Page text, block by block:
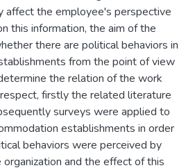
affect the employee's perspective
this information, the aim of the
there are political behaviors in
from the point of view
the relation of the work
firstly the related literature
surveys were applied to
establishments in order
behaviors were perceived by
and the effect of this